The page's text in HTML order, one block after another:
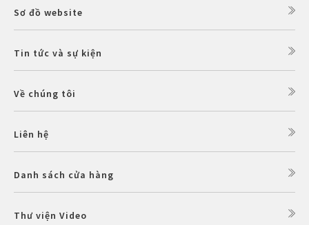
Sơ đồ website
Tin tức và sự kiện
Về chúng tôi
Liên hệ
Danh sách cửa hàng
Thư viện Video